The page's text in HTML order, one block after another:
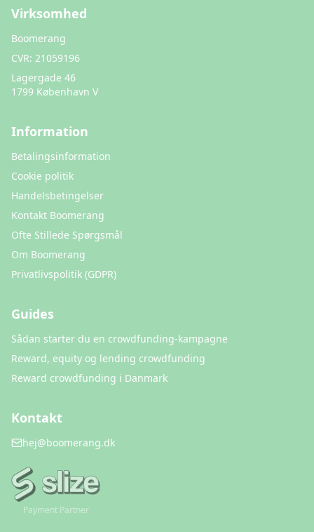
Virksomhed
Boomerang
CVR: 21059196
Lagergade 46
1799 København V
Information
Betalingsinformation
Cookie politik
Handelsbetingelser
Kontakt Boomerang
Ofte Stillede Spørgsmål
Om Boomerang
Privatlivspolitik (GDPR)
Guides
Sådan starter du en crowdfunding-kampagne
Reward, equity og lending crowdfunding
Reward crowdfunding i Danmark
Kontakt
hej@boomerang.dk
Payment Partner